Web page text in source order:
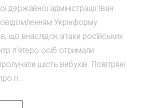
державної адміністрації Іван
Укрінформу.
що внаслідок атаки російських
п'ятеро осіб отримали
шість вибухів. Повітряні
п...